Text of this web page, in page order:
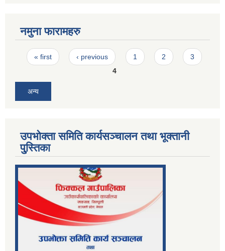
नमुना फारामहरु
Pages
« first ‹ previous 1 2
3
4
अन्य
उपभोक्ता समिति कार्यसञ्चालन तथा भूक्तानी
पु्स्तिका